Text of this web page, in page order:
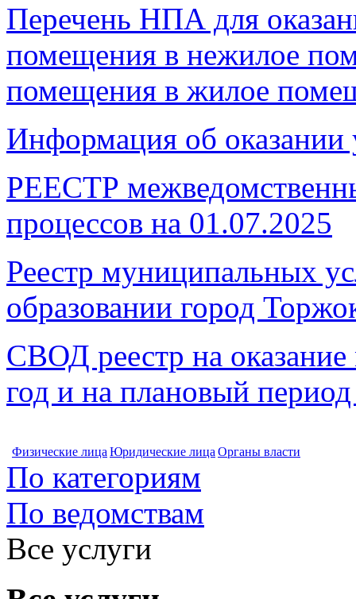
Перечень НПА для
помещения в нежилое
помещения в жилое
Информация об оказании
РЕЕСТР
процессов на 01.07.2025
Реестр муниципальных
образовании город
СВОД реестр на
год и на плановый
Физические лица Юридические лица Органы власти
По категориям
По ведомствам
Все услуги